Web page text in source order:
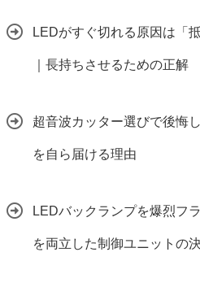
LEDがすぐ切れる原因は「
｜長持ちさせるための正解
超音波カッター選びで後悔
を自ら届ける理由
LEDバックランプを爆烈フ
を両立した制御ユニットの